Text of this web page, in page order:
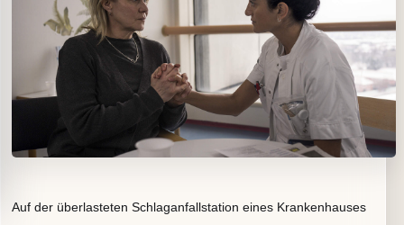
Auf der überlasteten Schlaganfallstation eines Krankenhauses